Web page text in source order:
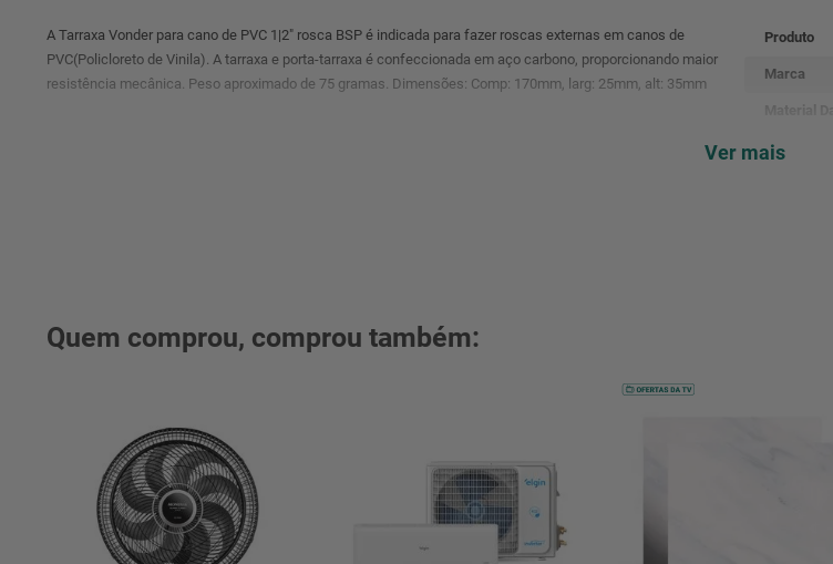
A Tarraxa Vonder para cano de PVC 1|2" rosca BSP é indicada para fazer roscas externas em canos de
PVC(Policloreto de Vinila). A tarraxa e porta-tarraxa é confeccionada em aço carbono, proporcionando maior
resistência mecânica. Peso aproximado de 75 gramas. Dimensões: Comp: 170mm, larg: 25mm, alt: 35mm
Produto
Marca
Capacidade
Ver mais
Quem comprou, comprou também: